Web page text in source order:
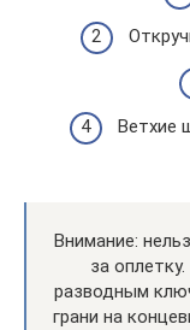
Ветхие
Внимание:
за
разводным
грани на